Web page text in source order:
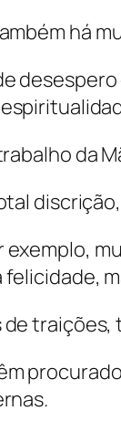
há
da
exemplo,
traições,